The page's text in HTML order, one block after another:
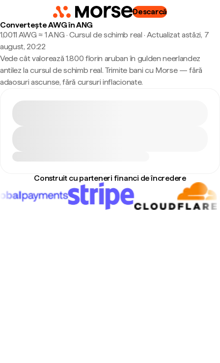
Descarcă
Convertește AWG în ANG
1,0011 AWG ≈ 1 ANG · Cursul de schimb real · Actualizat astăzi, 7
august, 20:22
Vede cât valorează 1.800 florin aruban în gulden neerlandez
antilez la cursul de schimb real. Trimite bani cu Morse — fără
adaosuri ascunse, fără cursuri inflacionate.
Construit cu parteneri financi de încredere